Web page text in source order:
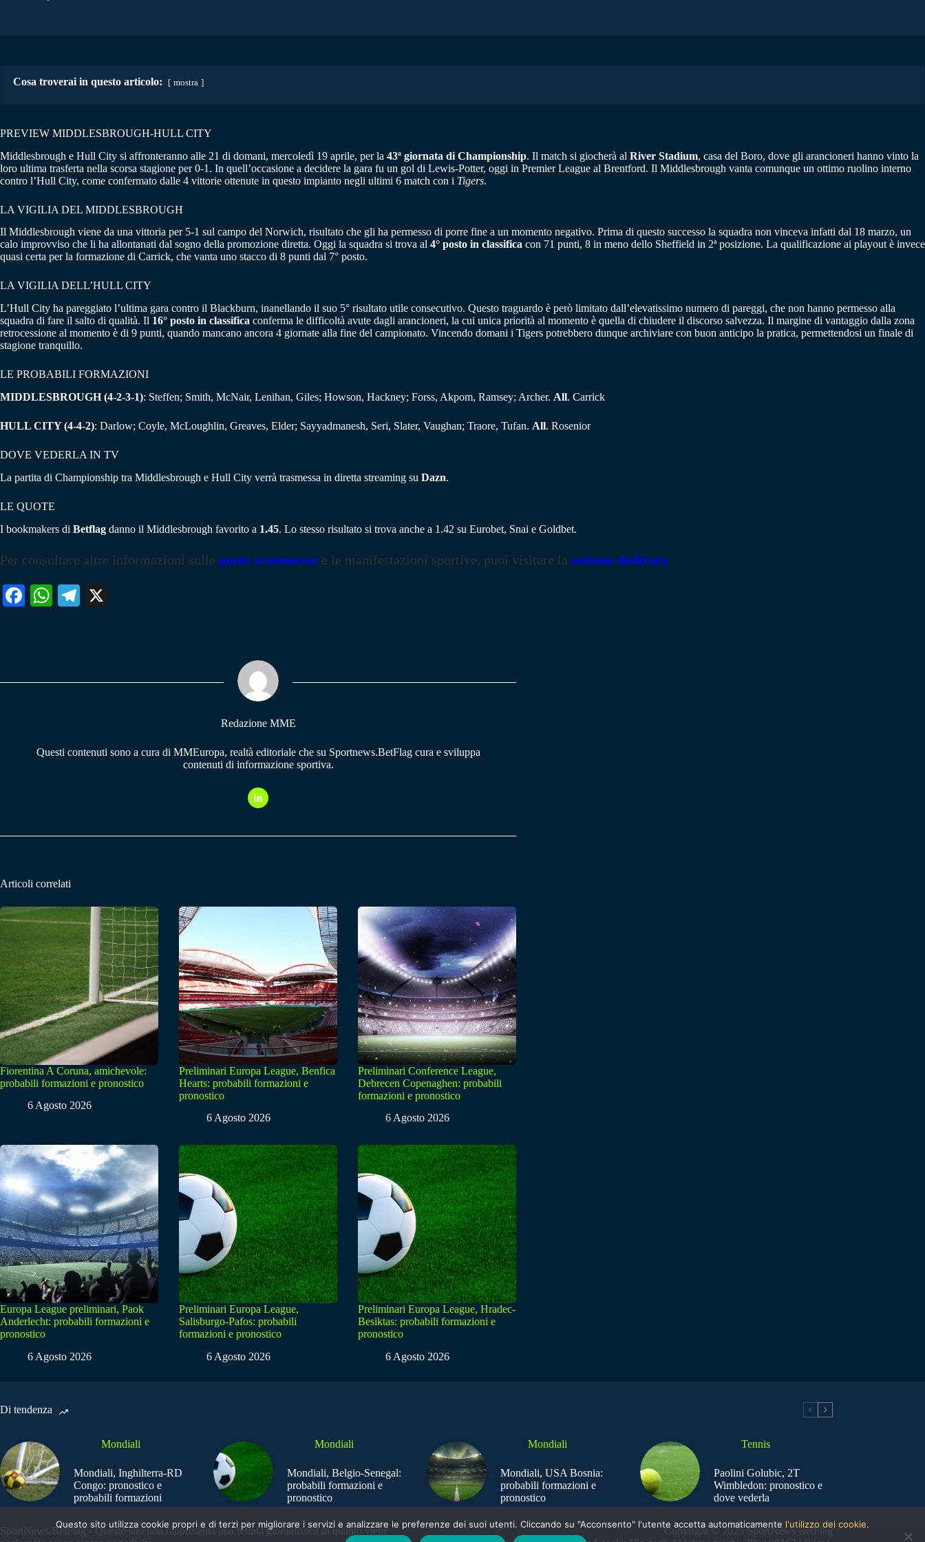
Cosa troverai in questo articolo: mostra
PREVIEW MIDDLESBROUGH-HULL CITY
Middlesbrough e Hull City si affronteranno alle 21 di domani, mercoledì 19 aprile, per la 43ª giornata di Championship. Il match si giocherà al River Stadium, casa del Boro, dove gli arancioneri hanno vinto la
loro ultima trasferta nella scorsa stagione per 0-1. In quell’occasione a decidere la gara fu un gol di Lewis-Potter, oggi in Premier League al Brentford. Il Middlesbrough vanta comunque un ottimo ruolino interno
contro l’Hull City, come confermato dalle 4 vittorie ottenute in questo impianto negli ultimi 6 match con i Tigers.
LA VIGILIA DEL MIDDLESBROUGH
Il Middlesbrough viene da una vittoria per 5-1 sul campo del Norwich, risultato che gli ha permesso di porre fine a un momento negativo. Prima di questo successo la squadra non vinceva infatti dal 18 marzo, un
calo improvviso che li ha allontanati dal sogno della promozione diretta. Oggi la squadra si trova al 4° posto in classifica con 71 punti, 8 in meno dello Sheffield in 2ª posizione. La qualificazione ai playout è invece
quasi certa per la formazione di Carrick, che vanta uno stacco di 8 punti dal 7° posto.
LA VIGILIA DELL’HULL CITY
L’Hull City ha pareggiato l’ultima gara contro il Blackburn, inanellando il suo 5° risultato utile consecutivo. Questo traguardo è però limitato dall’elevatissimo numero di pareggi, che non hanno permesso alla
squadra di fare il salto di qualità. Il 16° posto in classifica conferma le difficoltà avute dagli arancioneri, la cui unica priorità al momento è quella di chiudere il discorso salvezza. Il margine di vantaggio dalla zona
retrocessione al momento è di 9 punti, quando mancano ancora 4 giornate alla fine del campionato. Vincendo domani i Tigers potrebbero dunque archiviare con buon anticipo la pratica, permettendosi un finale di
stagione tranquillo.
LE PROBABILI FORMAZIONI
MIDDLESBROUGH (4-2-3-1): Steffen; Smith, McNair, Lenihan, Giles; Howson, Hackney; Forss, Akpom, Ramsey; Archer. All. Carrick
HULL CITY (4-4-2): Darlow; Coyle, McLoughlin, Greaves, Elder; Sayyadmanesh, Seri, Slater, Vaughan; Traore, Tufan. All. Rosenior
DOVE VEDERLA IN TV
La partita di Championship tra Middlesbrough e Hull City verrà trasmessa in diretta streaming su Dazn.
LE QUOTE
I bookmakers di Betflag danno il Middlesbrough favorito a 1.45. Lo stesso risultato si trova anche a 1.42 su Eurobet, Snai e Goldbet.
Per consultare altre informazioni sulle quote scommesse e le manifestazioni sportive, puoi visitare la sezione dedicata
Fa W
pp
Te
m
Redazione MME
Questi contenuti sono a cura di MMEuropa, realtà editoriale che su Sportnews.BetFlag cura e sviluppa
contenuti di informazione sportiva.
Articoli correlati
Fiorentina A Coruna, amichevole:
probabili formazioni e pronostico
6 Agosto 2026
Preliminari Europa League, Benfica
Hearts: probabili formazioni e
pronostico
6 Agosto 2026
Preliminari Conference League,
Debrecen Copenaghen: probabili
formazioni e pronostico
6 Agosto 2026
Europa League preliminari, Paok
Anderlecht: probabili formazioni e
pronostico
6 Agosto 2026
Preliminari Europa League,
Salisburgo-Pafos: probabili
formazioni e pronostico
6 Agosto 2026
Preliminari Europa League, Hradec-
Besiktas: probabili formazioni e
pronostico
6 Agosto 2026
Di tendenza
Mondiali
Mondiali, Inghilterra-RD
Congo: pronostico e
probabili formazioni
Mondiali
Mondiali, Belgio-Senegal:
probabili formazioni e
pronostico
Mondiali
Mondiali, USA Bosnia:
probabili formazioni e
pronostico
Tennis
Paolini Golubic, 2T
Wimbledon: pronostico e
dove vederla
SportNews.BetFlag - Questo sito non rappresenta una testata giornalistica in quanto viene
Copyright © 2025 SportNews BetFlag
Questo sito utilizza cookie propri e di terzi per migliorare i servizi e analizzare le preferenze dei suoi utenti. Cliccando su "Acconsento" l'utente accetta automaticamente l'utilizzo dei cookie.